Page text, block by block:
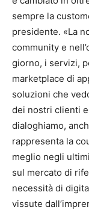
sempre la
presidente. «La
community e
giorno, i servizi,
marketplace di
soluzioni che
dei nostri clienti
dialoghiamo,
rappresenta la
meglio negli
sul mercato di
necessità di
vissute